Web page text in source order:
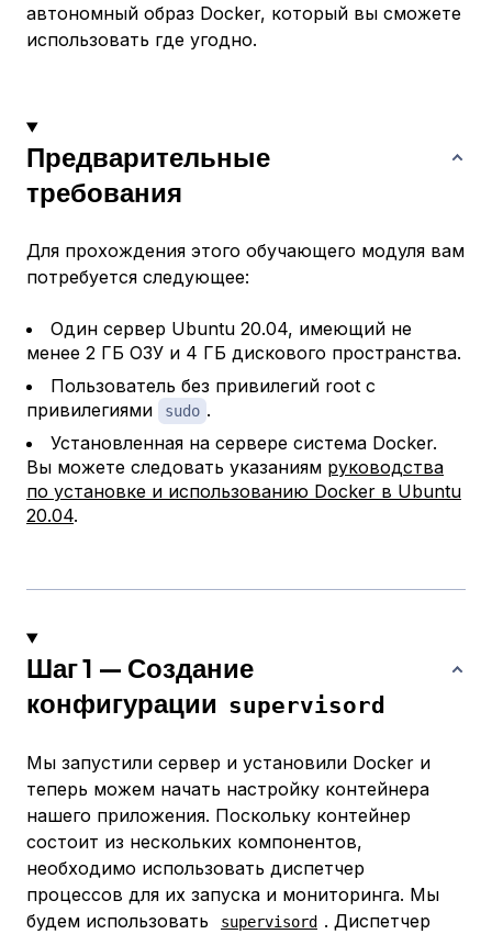
автономный образ Docker, который вы сможете
использовать где угодно.
Предварительные
требования
Для прохождения этого обучающего модуля вам
потребуется следующее:
Один сервер Ubuntu 20.04, имеющий не
менее 2 ГБ ОЗУ и 4 ГБ дискового пространства.
Пользователь без привилегий root с
привилегиями
sudo .
Установленная на сервере система Docker.
Вы можете следовать указаниям руководства
по установке и использованию Docker в Ubuntu
20.04.
Шаг 1 — Создание
конфигурации supervisord
Мы запустили сервер и установили Docker и
теперь можем начать настройку контейнера
нашего приложения. Поскольку контейнер
состоит из нескольких компонентов,
необходимо использовать диспетчер
процессов для их запуска и мониторинга. Мы
будем использовать
supervisord . Диспетчер